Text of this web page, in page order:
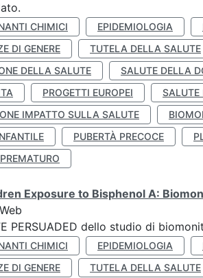
CHIMICI EPIDEMIOLOGIA
DI GENERE
TUTELA DELLA SALUTE
DELLA SALUTE
SALUTE DELLA
PROGETTI EUROPEI SALUTE
IMPATTO SULLA SALUTE
PUBERTÀ PRECOCE
Exposure to Bisphenol A:
PERSUADED dello studio di
CHIMICI EPIDEMIOLOGIA
DI GENERE
TUTELA DELLA SALUTE